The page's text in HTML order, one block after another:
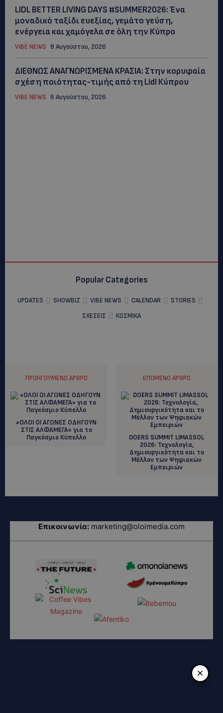
LIDL BETTER LIVING DAYS #SUMMER2026: Ένα
μοναδικό ταξίδι ευεξίας, γεμάτο γεύση,
ενέργεια και χαμόγελα σε όλη την Κύπρο
VIBE NEWS 8 Αυγούστου, 2026
ΔΙΕΘΝΩΣ ΑΝΑΓΝΩΡΙΣΜΕΝΑ ΚΡΑΣΙΑ: Στην κορυφαία
σχέση ποιότητας-τιμής από τη Lidl Κύπρου
VIBE NEWS 6 Αυγούστου, 2026
Popular Categories
UPDATES SHOWBIZ VIBE NEWS CALENDAR
STORIES
ΣΧΕΣΕΙΣ
ΚΟΣΜΙΚΑ
ΠΡΟΗΓΟΎΜΕΝΟ ΆΡΘΡΟ
«ΟΛΟΙ ΟΙ ΑΓΩΝΕΣ ΟΔΗΓΟΥΝ
ΣΤΙΣ ΑΛΦΑΜΕΓΑ» για το
Παγκόσμιο Κύπελλο
ΕΠΌΜΕΝΟ ΆΡΘΡΟ
DOERS SUMMIT LIMASSOL
2026: Τεχνολογία,
Δημιουργικότητα και το
Μέλλον των Ψηφιακών
Εμπειριών
Επικοινωνία: marketing@oloimedia.com